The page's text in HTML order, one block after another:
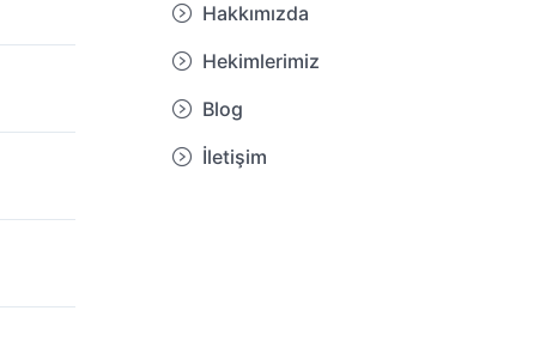
Hakkımızda
Hekimlerimiz
Blog
İletişim